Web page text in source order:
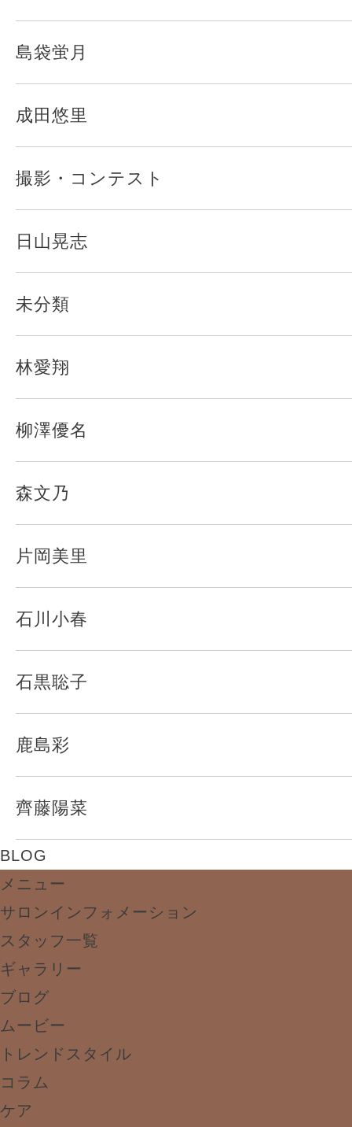
島袋蛍月
成田悠里
撮影・コンテスト
日山晃志
未分類
林愛翔
柳澤優名
森文乃
片岡美里
石川小春
石黒聡子
鹿島彩
齊藤陽菜
BLOG
メニュー
サロンインフォメーション
スタッフ一覧
ギャラリー
ブログ
ムービー
トレンドスタイル
コラム
ケア